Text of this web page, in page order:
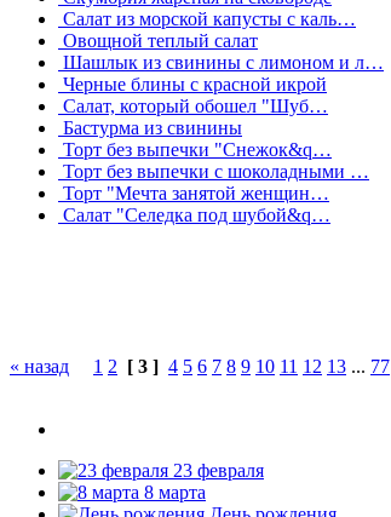
Салат из морской капусты с каль…
Овощной теплый салат
Шашлык из свинины с лимоном и л…
Черные блины с красной икрой
Салат, который обошел "Шуб…
Бастурма из свинины
Торт без выпечки "Снежок&q…
Торт без выпечки с шоколадными …
Торт "Мечта занятой женщин…
Салат "Селедка под шубой&q…
« назад 1 2 [ 3 ] 4 5 6 7 8 9 10 11 12 13 ... 77
23 февраля
8 марта